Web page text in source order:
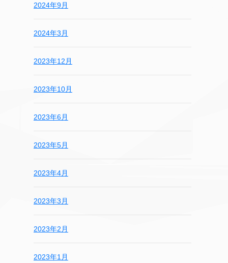
2024年9月
2024年3月
2023年12月
2023年10月
2023年6月
2023年5月
2023年4月
2023年3月
2023年2月
2023年1月